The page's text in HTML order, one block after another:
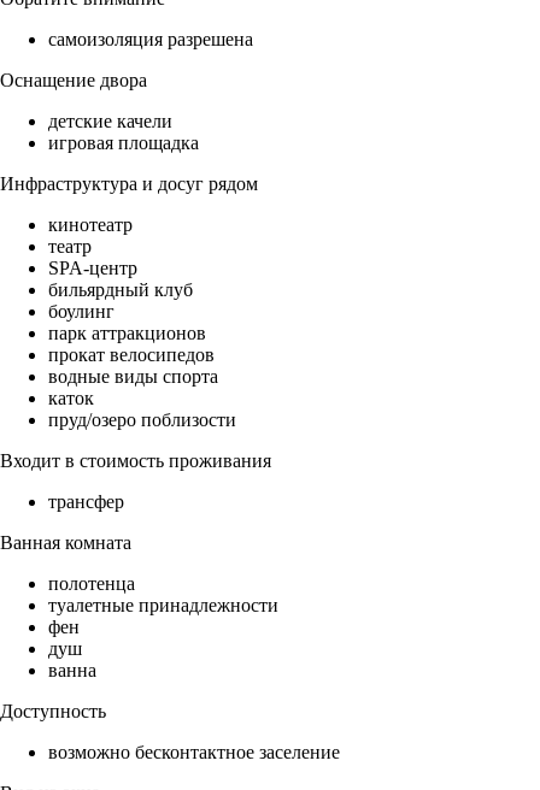
самоизоляция разрешена
Оснащение двора
детские качели
игровая площадка
Инфраструктура и досуг рядом
кинотеатр
театр
SPA-центр
бильярдный клуб
боулинг
парк аттракционов
прокат велосипедов
водные виды спорта
каток
пруд/озеро поблизости
Входит в стоимость проживания
трансфер
Ванная комната
полотенца
туалетные принадлежности
фен
душ
ванна
Доступность
возможно бесконтактное заселение